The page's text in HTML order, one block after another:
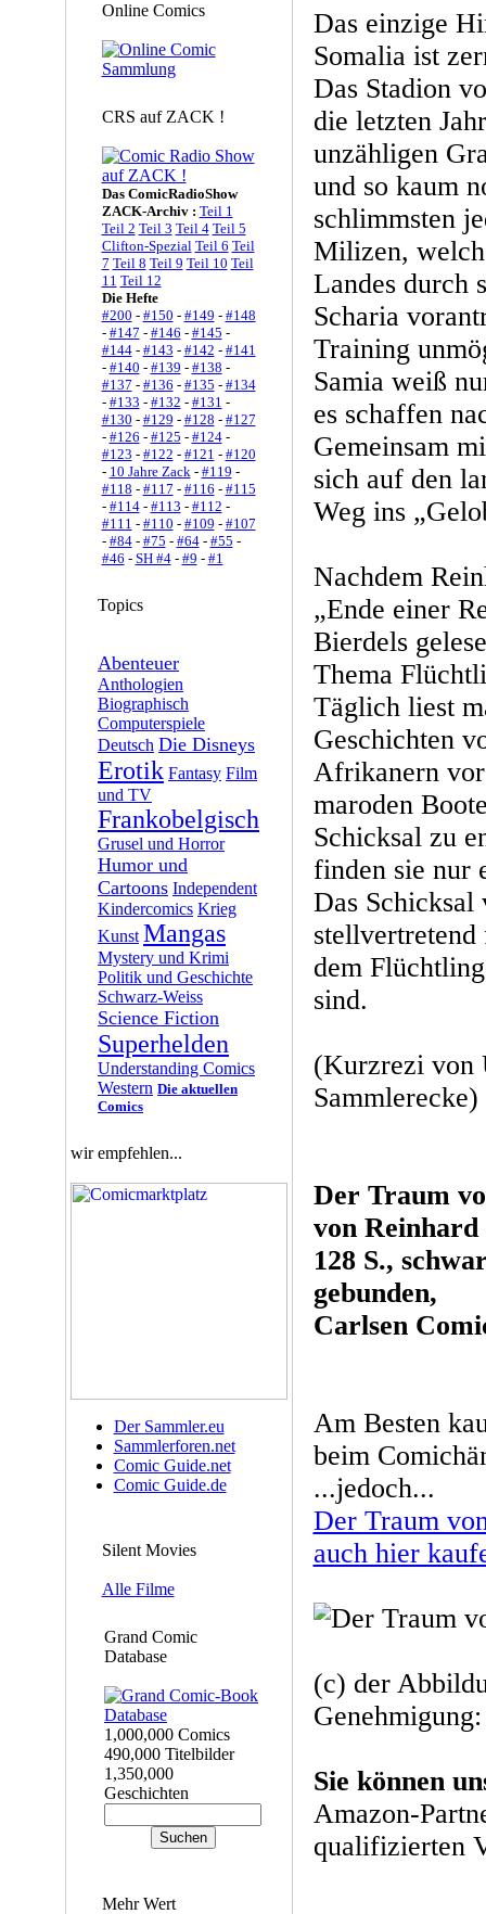
Online Comics
CRS auf ZACK !
Das ComicRadioShow
ZACK-Archiv : Teil 1
Teil 2 Teil 3 Teil 4 Teil 5
Clifton-Spezial Teil 6 Teil
7 Teil 8 Teil 9 Teil 10 Teil
11 Teil 12
Die Hefte
#200 - #150 - #149 - #148
- #147 - #146 - #145 -
#144- #143 - #142 - #141
- #140 - #139 - #138 -
#137 - #136 - #135 - #134
- #133 - #132 - #131 -
#130 - #129 - #128 - #127
- #126 - #125 - #124-
#123 - #122 - #121 - #120
- 10 Jahre Zack- #119 -
#118 - #117 - #116 - #115
- #114- #113 - #112 -
#111 - #110 - #109 - #107
- #84- #75 - #64- #55 -
#46 - SH #4- #9 - #1
Topics
Abenteuer
Anthologien
Biographisch
Computerspiele
Deutsch Die Disneys
Erotik Fantasy Film
und TV
Frankobelgisch
Grusel und Horror
Humor und
Cartoons Independent
Kindercomics Krieg
Kunst Mangas
Mystery und Krimi
Politik und Geschichte
Schwarz-Weiss
Science Fiction
Superhelden
Understanding Comics
Western Die aktuellen
Comics
wir empfehlen...
Der Sammler.eu
Sammlerforen.net
Comic Guide.net
Comic Guide.de
Silent Movies
Alle Filme
Grand Comic
Database
1,000,000 Comics
490,000 Titelbilder
1,350,000
Geschichten
Mehr Wert
Das einzige
Somalia ist
Das Stadion
die letzten
unzähligen
und so kaum
schlimmsten
Milizen,
Landes durch
Scharia
Training
Samia weiß
es schaffen
Gemeinsam
sich auf den
Weg ins
Nachdem
„Ende einer
Bierdels
Thema
Täglich liest
Geschichten
Afrikanern
maroden
Schicksal zu
finden sie nur
Das Schicksal
dem
sind.
(Kurzrezi von
Der Traum
von
128 S.,
gebunden,
Carlsen
Am Besten
beim
...jedoch...
Der Traum
auch hier
(c) der
Sie können
Amazon-
qualifizierten